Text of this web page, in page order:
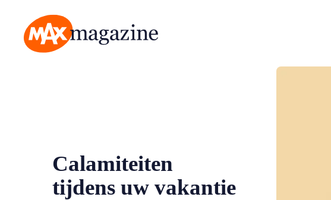
Calamiteiten
tijdens uw vakantie